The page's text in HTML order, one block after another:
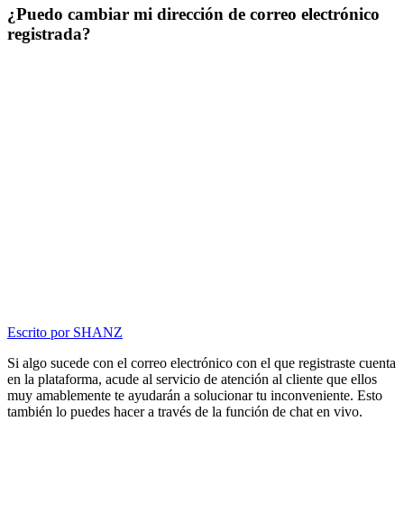
¿Puedo cambiar mi dirección de correo electrónico
registrada?
Escrito por SHANZ
Si algo sucede con el correo electrónico con el que registraste cuenta
en la plataforma, acude al servicio de atención al cliente que ellos
muy amablemente te ayudarán a solucionar tu inconveniente. Esto
también lo puedes hacer a través de la función de chat en vivo.